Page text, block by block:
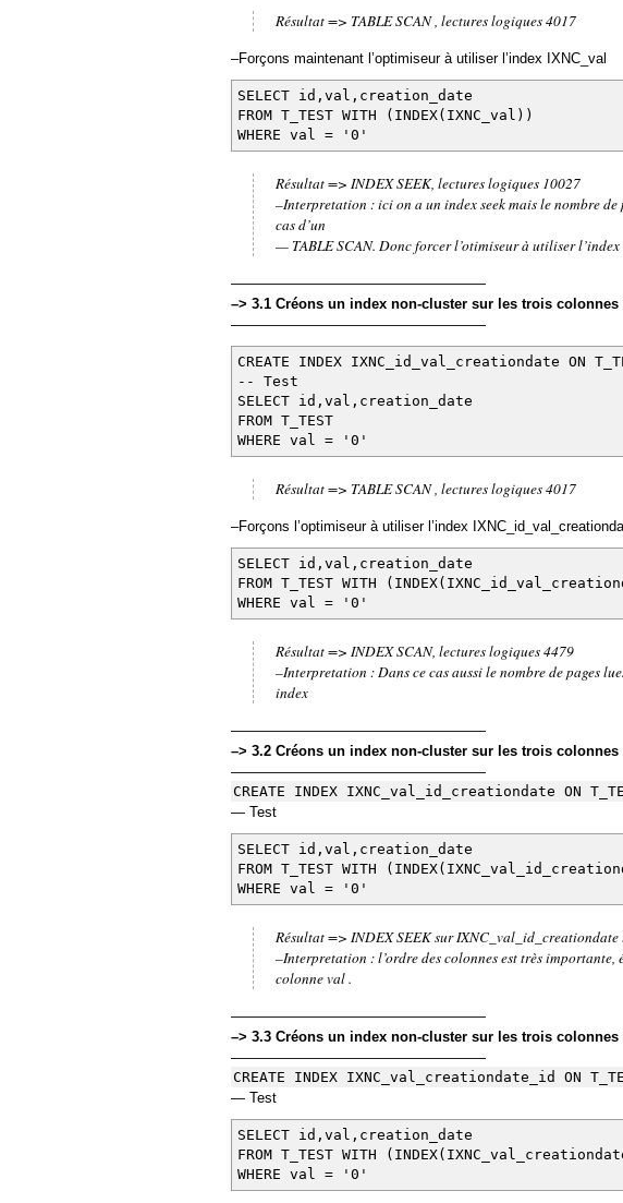
Résultat => TABLE SCAN , lectures logiques 4017
–Forçons maintenant l’optimiseur à utiliser l’index IXNC_val
SELECT id,val,creation_date
FROM T_TEST WITH (INDEX(IXNC_val))
WHERE val = '0'
Résultat => INDEX SEEK, lectures logiques 10027
–Interpretation : ici on a un index seek mais le nombre de
cas d’un
— TABLE SCAN. Donc forcer l’otimiseur à utiliser
——————————————————
–> 3.1 Créons un index non-cluster sur les trois
——————————————————
CREATE INDEX IXNC_id_val_creationdate ON
-- Test
SELECT id,val,creation_date
FROM T_TEST
WHERE val = '0'
Résultat => TABLE SCAN , lectures logiques 4017
–Forçons l’optimiseur à utiliser l’index
SELECT id,val,creation_date
FROM T_TEST WITH
WHERE val = '0'
Résultat => INDEX SCAN, lectures logiques 4479
–Interpretation : Dans ce cas aussi le nombre de pages
index
——————————————————
–> 3.2 Créons un index non-cluster sur les trois
——————————————————
CREATE INDEX IXNC_val_id_creationdate ON
— Test
SELECT id,val,creation_date
FROM T_TEST WITH
WHERE val = '0'
Résultat => INDEX SEEK sur IXNC_val_id_creationdate
–Interpretation : l’ordre des colonnes est très
colonne val .
——————————————————
–> 3.3 Créons un index non-cluster sur les trois
——————————————————
CREATE INDEX IXNC_val_creationdate_id ON
— Test
SELECT id,val,creation_date
FROM T_TEST WITH
WHERE val = '0'